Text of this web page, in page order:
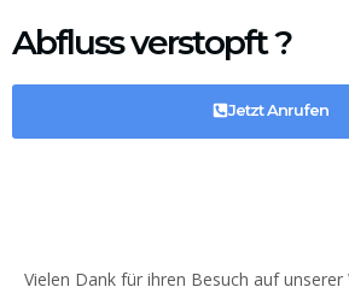
Abfluss verstopft ?
Jetzt Anrufen
Vielen Dank für ihren Besuch auf